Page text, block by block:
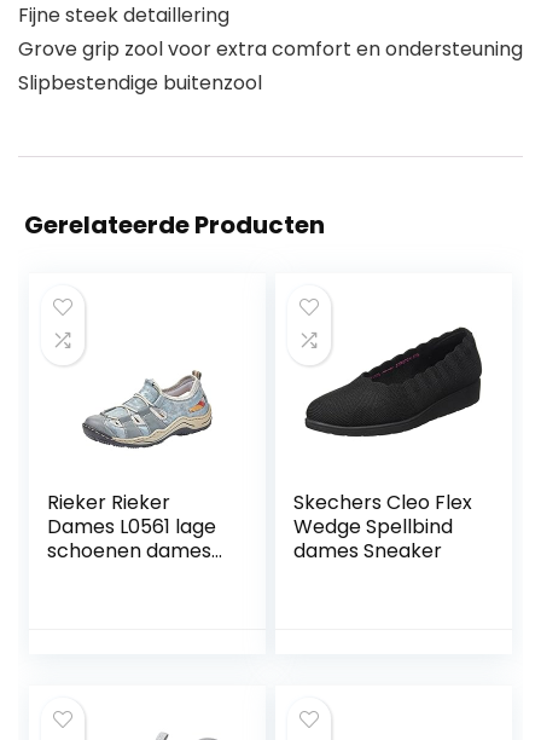
Fijne steek detaillering
Grove grip zool voor extra comfort en ondersteuning
Slipbestendige buitenzool
Gerelateerde Producten
Rieker Rieker
Dames L0561 lage
schoenen dames
Skechers Cleo Flex
Wedge Spellbind
dames Sneaker